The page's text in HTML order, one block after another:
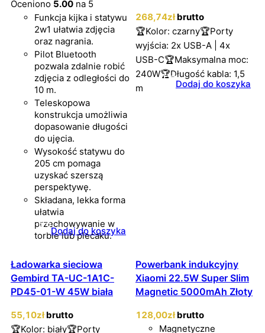
Oceniono 5.00 na 5
Funkcja kijka i statywu
2w1 ułatwia zdjęcia
oraz nagrania.
Pilot Bluetooth
pozwala zdalnie robić
zdjęcia z odległości do
10 m.
Teleskopowa
konstrukcja umożliwia
dopasowanie długości
do ujęcia.
Wysokość statywu do
205 cm pomaga
uzyskać szerszą
perspektywę.
Składana, lekka forma
ułatwia
przechowywanie w
torbie lub plecaku.
Dodaj do koszyka
268,74zł brutto
🏆Kolor: czarny🏆Porty
wyjścia: 2x USB-A | 4x
USB-C🏆Maksymalna moc:
240W🏆Długość kabla: 1,5
m
Dodaj do koszyka
Ładowarka sieciowa
Gembird TA-UC-1A1C-
PD45-01-W 45W biała
55,10zł brutto
🏆Kolor: biały🏆Porty
Powerbank indukcyjny
Xiaomi 22.5W Super Slim
Magnetic 5000mAh Złoty
128,00zł brutto
Magnetyczne